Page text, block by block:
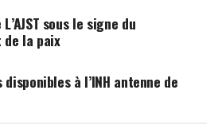
sous le signe du
la paix
à l’INH antenne de